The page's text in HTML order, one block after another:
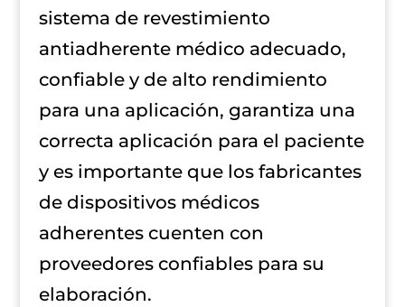
sistema de revestimiento
antiadherente médico adecuado,
confiable y de alto rendimiento
para una aplicación, garantiza una
correcta aplicación para el paciente
y es importante que los fabricantes
de dispositivos médicos
adherentes cuenten con
proveedores confiables para su
elaboración.